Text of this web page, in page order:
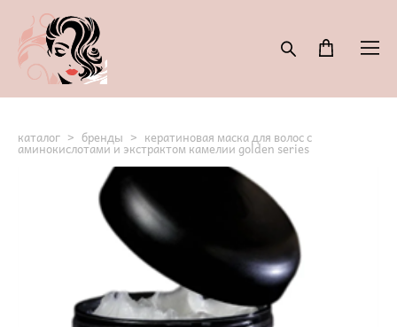
каталог > бренды > кератиновая маска для волос с
аминокислотами и экстрактом камелии golden series